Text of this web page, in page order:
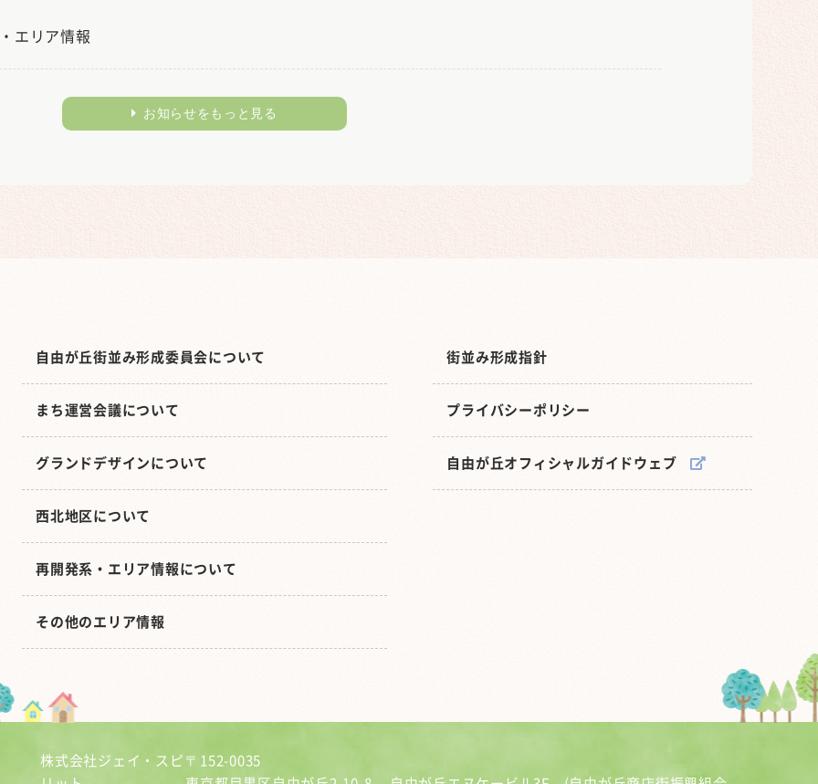
エリア情報
お知らせをもっと見る
自由が丘街並み形成委員会について
まち運営会議について
グランドデザインについて
西北地区について
再開発系・エリア情報について
その他のエリア情報
街並み形成指針
プライバシーポリシー
自由が丘オフィシャルガイドウェブ
株式会社ジェイ・スピ〒152-0035